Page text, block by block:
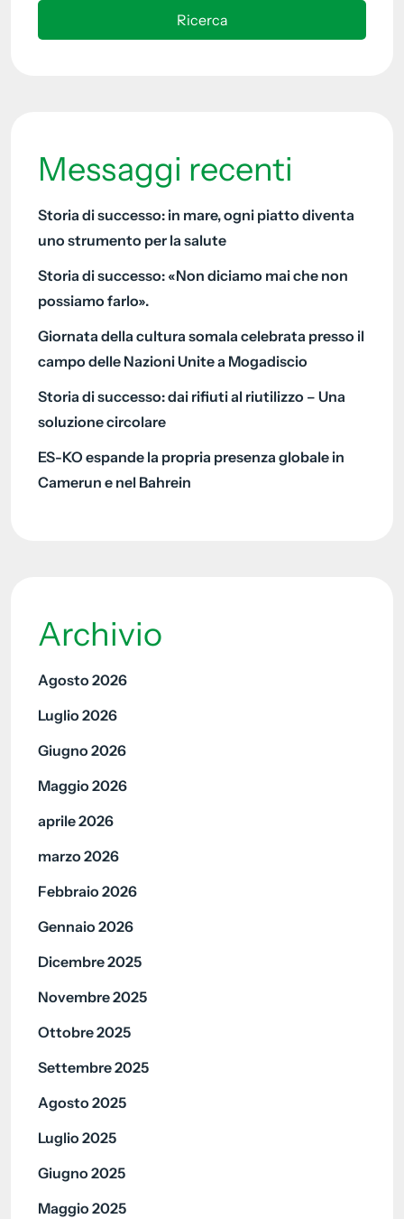
Ricerca
Messaggi recenti
Storia di successo: in mare, ogni piatto diventa
uno strumento per la salute
Storia di successo: «Non diciamo mai che non
possiamo farlo».
Giornata della cultura somala celebrata presso il
campo delle Nazioni Unite a Mogadiscio
Storia di successo: dai rifiuti al riutilizzo – Una
soluzione circolare
ES-KO espande la propria presenza globale in
Camerun e nel Bahrein
Archivio
Agosto 2026
Luglio 2026
Giugno 2026
Maggio 2026
aprile 2026
marzo 2026
Febbraio 2026
Gennaio 2026
Dicembre 2025
Novembre 2025
Ottobre 2025
Settembre 2025
Agosto 2025
Luglio 2025
Giugno 2025
Maggio 2025